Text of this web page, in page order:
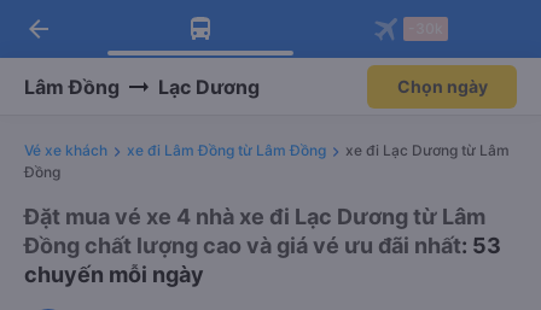
Tải app Vexere ngay!
Nhận ưu đãi thành viên độc
Mở app
Tải app Vexere
-30k/ghế khi đặt vé máy bay qua
Mở app
arrow_back
Lâm Đồng Lạc Dương Chọn ngày
Vé xe khách xe đi Lâm Đồng từ Lâm Đồng
xe đi Lạc Dương từ Lâm
Đồng
Đặt mua vé xe 4 nhà xe đi Lạc Dương từ Lâm
Đồng chất lượng cao và giá vé ưu đãi nhất: 53
chuyến mỗi ngày